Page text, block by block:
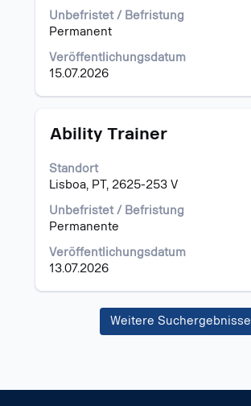
Unbefristet / Befristung
Permanent
Veröffentlichungsdatum
15.07.2026
Stelleninformationen
vollständig
Stellenbezeichnung
Ability Trainer
Standort
Lisboa, PT, 2625-253 V
Unbefristet / Befristung
Permanente
Veröffentlichungsdatum
13.07.2026
Drücken
die
Leertaste,
die
Stelleninformationen
anzuzeigen.
Weitere Suchergebnisse